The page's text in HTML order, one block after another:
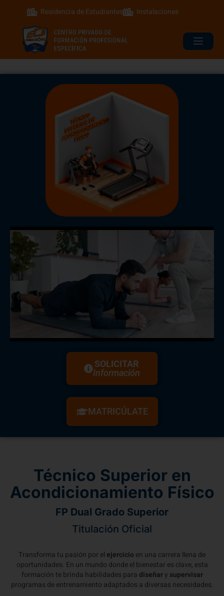
Residencia de Estudiantes Instalaciones
SOLICITAR
Información
MATRICÚLATE
Técnico Superior en
Acondicionamiento Físico​
FP Dual Grado Superior
Titulación Oficial
Transforma tu pasión por el ejercicio en una carrera llena de
oportunidades. En un mundo donde el bienestar es clave, esta
formación te brinda habilidades para diseñary supervisar
programas de entrenamiento adaptados a diversas necesidades.